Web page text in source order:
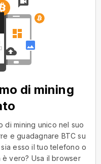
di mining
di mining unico nel suo
e guadagnare BTC su
esso il tuo telefono o
è vero? Usa il browser